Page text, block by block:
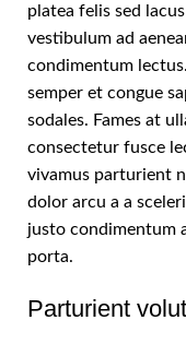
platea felis sed
vestibulum ad
condimentum
semper et congue
sodales. Fames at
consectetur fusce
vivamus parturient
dolor arcu a a
justo condimentum
porta.
Parturient